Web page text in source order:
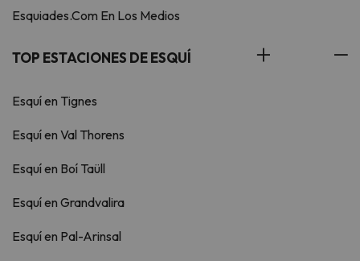
Esquiades.Com En Los Medios
TOP ESTACIONES DE ESQUÍ
Esquí en Tignes
Esquí en Val Thorens
Esquí en Boí Taüll
Esquí en Grandvalira
Esquí en Pal-Arinsal